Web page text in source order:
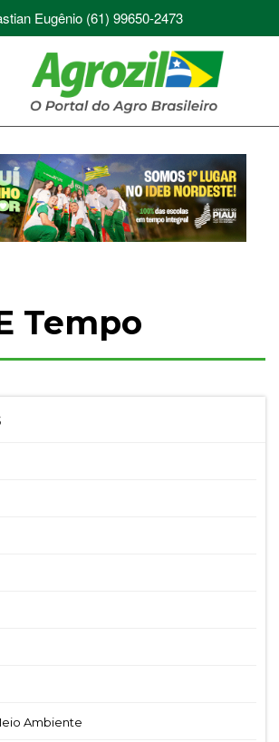
Eugênio (61) 99650-2473
Tempo
Ambiente